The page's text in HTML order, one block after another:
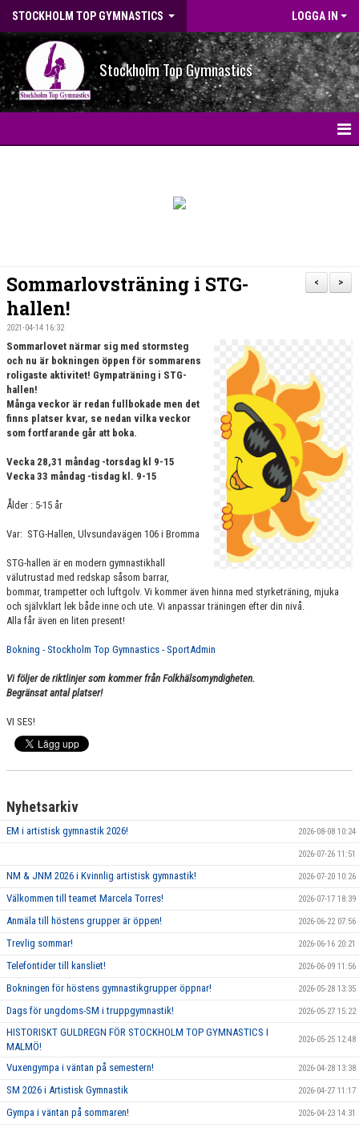
STOCKHOLM TOP GYMNASTICS LOGGA IN
Stockholm Top Gymnastics
OM FÖRENINGEN
VÄRDEGRUND
FÖRENINGSPRODUKTER
MÄRKESTAGNING
>
<
Sommarlovsträning i STG-
hallen!
2021-04-14 16:32
Sommarlovet närmar sig med stormsteg
och nu är bokningen öppen för sommarens
roligaste aktivitet! Gympaträning i STG-
hallen!
Många veckor är redan fullbokade men det
finns platser kvar, se nedan vilka veckor
som fortfarande går att boka.
Vecka 28,31 måndag -torsdag kl 9-15
Vecka 33 måndag -tisdag kl. 9-15
Ålder : 5-15 år
Var: STG-Hallen, Ulvsundavägen 106 i Bromma
STG-hallen är en modern gymnastikhall
välutrustad med redskap såsom barrar,
bommar, trampetter och luftgolv. Vi kommer även hinna med styrketräning, mjuka
och självklart lek både inne och ute. Vi anpassar träningen efter din nivå.
Alla får även en liten present!
Bokning - Stockholm Top Gymnastics - SportAdmin
Vi följer de riktlinjer som kommer från Folkhälsomyndigheten.
Begränsat antal platser!
VI SES!
Nyhetsarkiv
EM i artistisk gymnastik 2026! 2026-08-08 10:24
2026-07-26 11:51
NM & JNM 2026 i Kvinnlig artistisk gymnastik! 2026-07-20 10:26
Välkommen till teamet Marcela Torres! 2026-07-17 18:39
Anmäla till höstens grupper är öppen! 2026-06-22 07:56
Trevlig sommar! 2026-06-16 20:21
Telefontider till kansliet! 2026-06-09 11:56
Bokningen för höstens gymnastikgrupper öppnar! 2026-05-28 13:35
Dags för ungdoms-SM i truppgymnastik! 2026-05-27 15:22
HISTORISKT GULDREGN FÖR STOCKHOLM TOP GYMNASTICS I
MALMÖ!
2026-05-25 12:48
Vuxengympa i väntan på semestern! 2026-04-28 13:38
SM 2026 i Artistisk Gymnastik 2026-04-27 11:17
Gympa i väntan på sommaren! 2026-04-23 14:31